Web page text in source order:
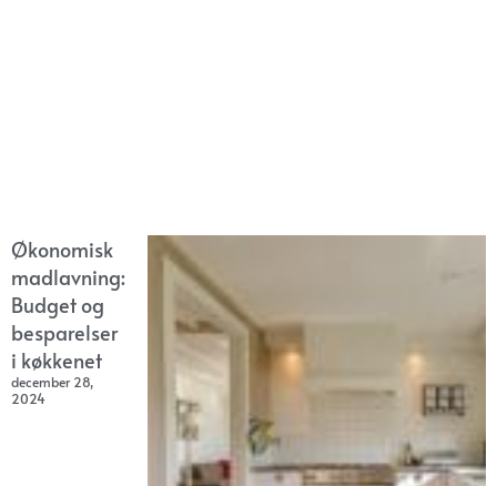
Økonomisk
madlavning:
Budget og
besparelser
i køkkenet
december 28,
2024